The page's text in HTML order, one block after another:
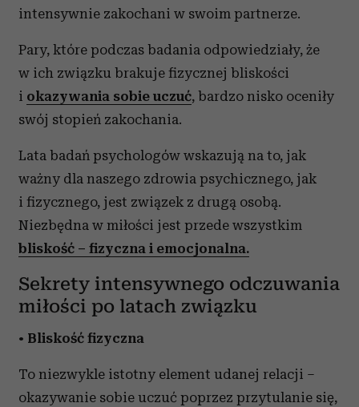
intensywnie zakochani w swoim partnerze.
Pary, które podczas badania odpowiedziały, że
w ich związku brakuje fizycznej bliskości
i okazywania sobie uczuć, bardzo nisko oceniły
swój stopień zakochania.
Lata badań psychologów wskazują na to, jak
ważny dla naszego zdrowia psychicznego, jak
i fizycznego, jest związek z drugą osobą.
Niezbędna w miłości jest przede wszystkim
bliskość – fizyczna i emocjonalna.
Sekrety intensywnego odczuwania
miłości po latach związku
• Bliskość fizyczna
To niezwykle istotny element udanej relacji –
okazywanie sobie uczuć poprzez przytulanie się,